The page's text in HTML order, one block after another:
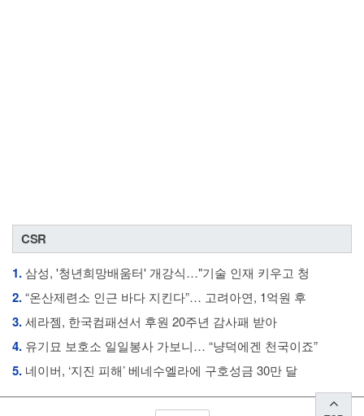
CSR
1.삼성, '청년희망배움터' 개강식…"기술 인재 키우고 청
2.“온산제련소 인근 바다 지킨다”… 고려아연, 1억원 후
3.세라젬, 한국컴패션서 후원 20주년 감사패 받아
4. 유기묘 보호소 일일봉사 가보니… “냥덕에겐 천국이죠”
5. 네이버, ‘지진 피해’ 베네수엘라에 구호성금 30만 달